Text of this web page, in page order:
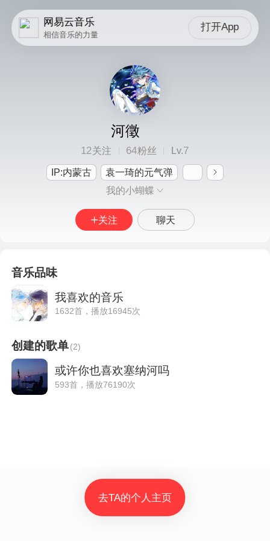
网易云音乐
相信音乐的力量
打开App
河徵
12关注 64粉丝 Lv.7
IP:内蒙古
袁一琦的元气弹
我的小蝴蝶
关注 聊天
音乐品味
我喜欢的音乐
1632首，播放16945次
创建的歌单(2)
或许你也喜欢塞纳河吗
593首，播放76190次
去TA的个人主页